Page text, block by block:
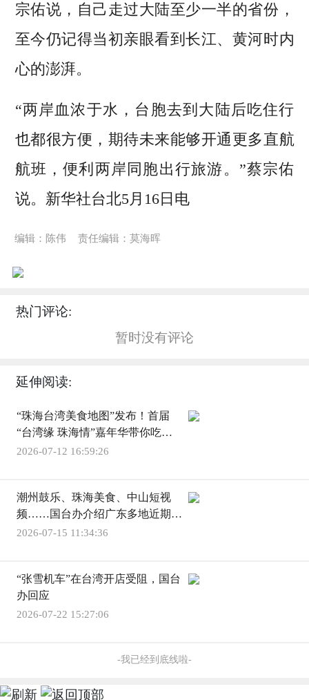
宗佑说，自己走过大陆至少一半的省份，
至今仍记得当初亲眼看到长江、黄河时内
心的澎湃。
“两岸血浓于水，台胞去到大陆后吃住行
也都很方便，期待未来能够开通更多直航
航班，便利两岸同胞出行旅游。”蔡宗佑
说。新华社台北5月16日电
编辑：陈伟 责任编辑：莫海晖
热门评论:
暂时没有评论
延伸阅读:
“珠海台湾美食地图”发布！首届
“台湾缘 珠海情”嘉年华带你吃遍
台味
2026-07-12 16:59:26
潮州鼓乐、珠海美食、中山短视
频……国台办介绍广东多地近期两
岸交流活动
2026-07-15 11:34:36
“张雪机车”在台湾开店受阻，国台
办回应
2026-07-22 15:27:06
-我已经到底线啦-